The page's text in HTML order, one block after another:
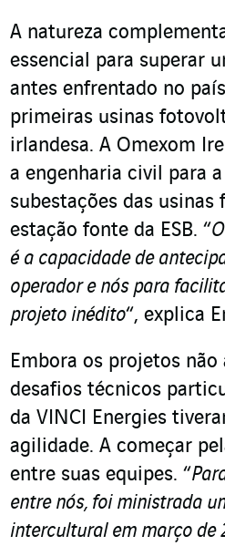
A natureza
essencial para superar
antes enfrentado no
primeiras usinas
irlandesa. A Omexom
a engenharia civil para
subestações das usinas
estação fonte da ESB. “
é a capacidade de
operador e nós para
projeto inédito“, explica
Embora os projetos não
desafios técnicos
da VINCI Energies
agilidade. A começar
entre suas equipes. “
entre nós, foi ministrada
intercultural em março de